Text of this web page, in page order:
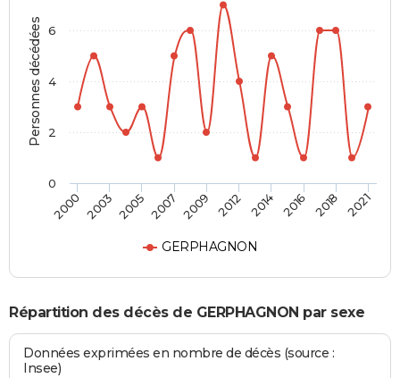
Personnes décédées
GERPHAGNON
2000 2003 2005 2007 2009 2012 2014 2016 2018 2021
0
2
4
6
Répartition des décès de GERPHAGNON par sexe
Données exprimées en nombre de décès (source :
Insee)